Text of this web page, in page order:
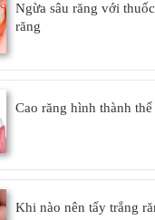
Ngừa sâu răng với
răng
Cao răng hình thành thế
Khi nào nên tẩy trắng